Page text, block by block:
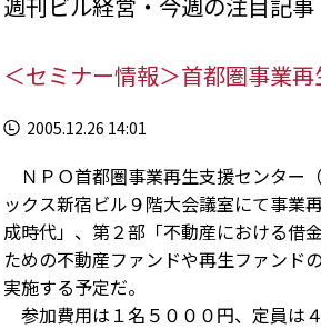
＜セミナー情報＞首都圏事業
2005.12.26 14:01
ＮＰＯ首都圏事業再生支援センター
ックス新宿ビル９階大会議室にて事業
成時代」、第２部「不動産における借
ための不動産ファンドや再生ファンド
実施する予定だ。
参加費用は１名５０００円、定員は